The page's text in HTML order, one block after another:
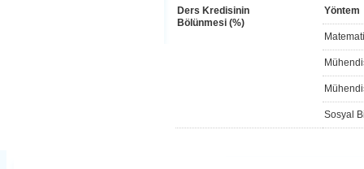
Ders Kredisinin
Bölünmesi (%)
Yöntem
Sosyal